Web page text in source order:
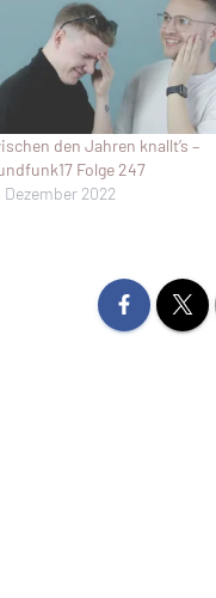
den Jahren knallt’s –
Folge 247
Dezember 2022